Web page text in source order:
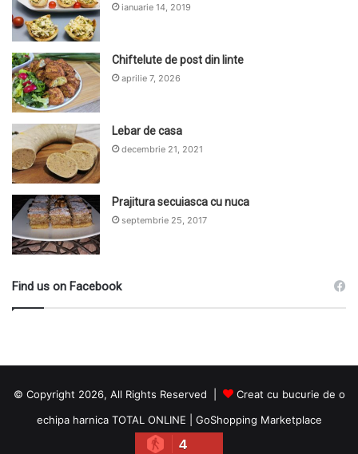
ianuarie 14, 2019
Chiftelute de post din linte
aprilie 7, 2026
Lebar de casa
decembrie 21, 2021
Prajitura secuiasca cu nuca
septembrie 25, 2017
Find us on Facebook
© Copyright 2026, All Rights Reserved |
Creat cu bucurie de o
echipa harnica TOTAL ONLINE
GoShopping Marketplace
4